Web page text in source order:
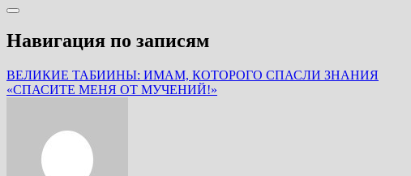
Навигация по записям
ВЕЛИКИЕ ТАБИИНЫ: ИМАМ, КОТОРОГО СПАСЛИ ЗНАНИЯ
«СПАСИТЕ МЕНЯ ОТ МУЧЕНИЙ!»